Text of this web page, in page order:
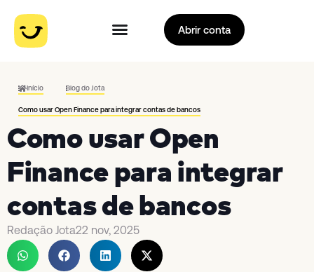
Abrir conta
Início Blog do Jota
Como usar Open Finance para integrar contas de bancos
Como usar Open
Finance para integrar
contas de bancos
Redação Jota22 nov, 2025